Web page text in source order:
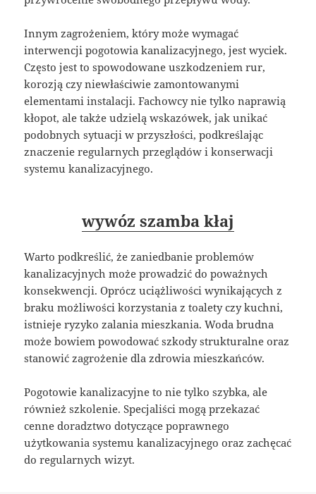
Innym zagrożeniem, który może wymagać
interwencji pogotowia kanalizacyjnego, jest wyciek.
Często jest to spowodowane uszkodzeniem rur,
korozją czy niewłaściwie zamontowanymi
elementami instalacji. Fachowcy nie tylko naprawią
kłopot, ale także udzielą wskazówek, jak unikać
podobnych sytuacji w przyszłości, podkreślając
znaczenie regularnych przeglądów i konserwacji
systemu kanalizacyjnego.
wywóz szamba kłaj
Warto podkreślić, że zaniedbanie problemów
kanalizacyjnych może prowadzić do poważnych
konsekwencji. Oprócz uciążliwości wynikających z
braku możliwości korzystania z toalety czy kuchni,
istnieje ryzyko zalania mieszkania. Woda brudna
może bowiem powodować szkody strukturalne oraz
stanowić zagrożenie dla zdrowia mieszkańców.
Pogotowie kanalizacyjne to nie tylko szybka, ale
również szkolenie. Specjaliści mogą przekazać
cenne doradztwo dotyczące poprawnego
użytkowania systemu kanalizacyjnego oraz zachęcać
do regularnych wizyt.